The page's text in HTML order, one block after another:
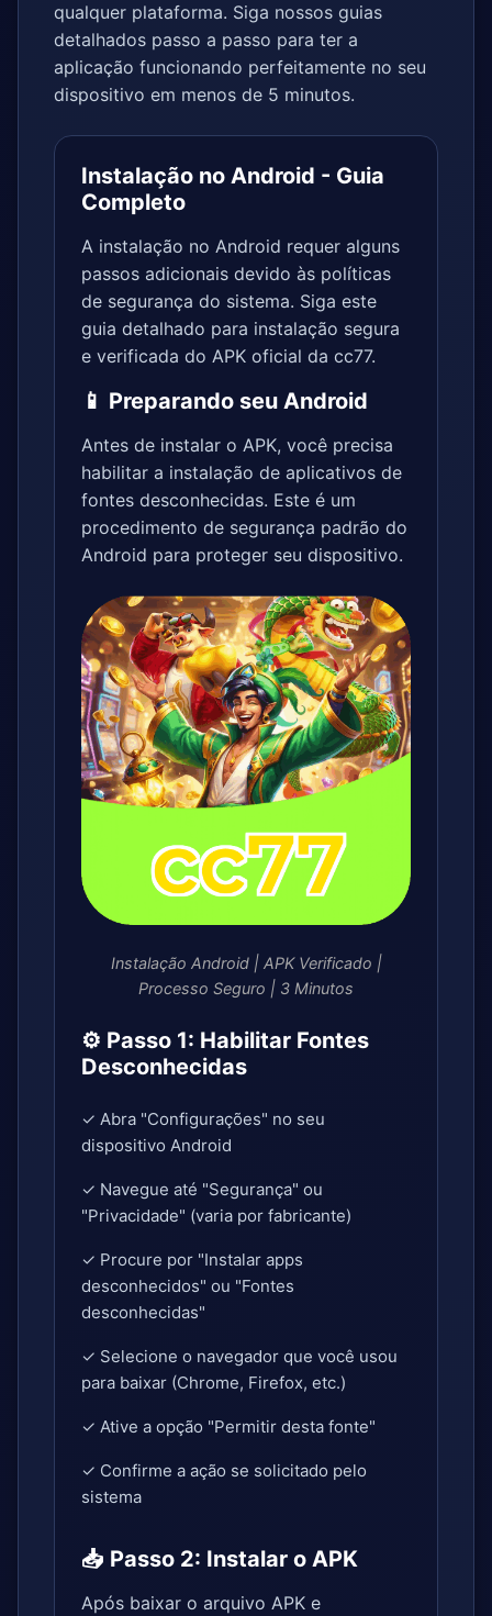
qualquer plataforma. Siga nossos guias
detalhados passo a passo para ter a
aplicação funcionando perfeitamente no seu
dispositivo em menos de 5 minutos.
Instalação no Android - Guia
Completo
A instalação no Android requer alguns
passos adicionais devido às políticas
de segurança do sistema. Siga este
guia detalhado para instalação segura
e verificada do APK oficial da cc77.
📱 Preparando seu Android
Antes de instalar o APK, você precisa
habilitar a instalação de aplicativos de
fontes desconhecidas. Este é um
procedimento de segurança padrão do
Android para proteger seu dispositivo.
Instalação Android | APK Verificado |
Processo Seguro | 3 Minutos
⚙️ Passo 1: Habilitar Fontes
Desconhecidas
✓ Abra "Configurações" no seu
dispositivo Android
✓ Navegue até "Segurança" ou
"Privacidade" (varia por fabricante)
✓ Procure por "Instalar apps
desconhecidos" ou "Fontes
desconhecidas"
✓ Selecione o navegador que você usou
para baixar (Chrome, Firefox, etc.)
✓ Ative a opção "Permitir desta fonte"
✓ Confirme a ação se solicitado pelo
sistema
📥 Passo 2: Instalar o APK
Após baixar o arquivo APK e